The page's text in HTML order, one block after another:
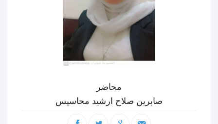
محاضر
صابرين صلاح ارشيد محاسيس